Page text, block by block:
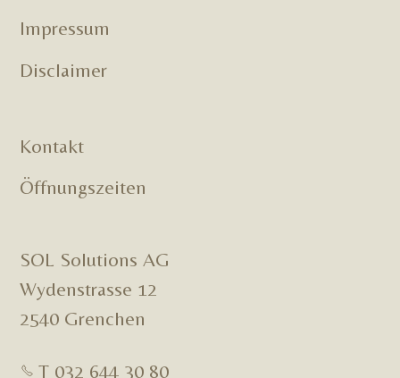
Impressum
Disclaimer
Kontakt
Öffnungszeiten
SOL Solutions AG
Wydenstrasse 12
2540 Grenchen
T 032 644 30 80